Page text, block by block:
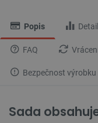
Popis
FAQ
Bezpečnost výrobku
Sada